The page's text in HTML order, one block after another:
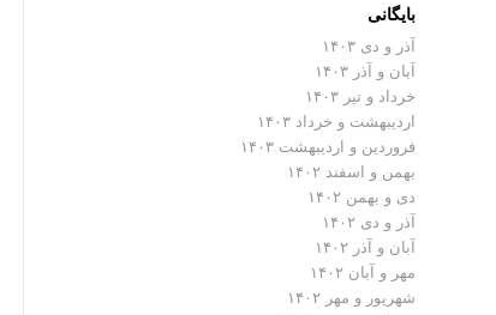
بایگانی
آذر و دی ۱۴۰۳
آبان و آذر ۱۴۰۳
خرداد و تیر ۱۴۰۳
اردیبهشت و خرداد ۱۴۰۳
فروردین و اردیبهشت ۱۴۰۳
بهمن و اسفند ۱۴۰۲
دی و بهمن ۱۴۰۲
آذر و دی ۱۴۰۲
آبان و آذر ۱۴۰۲
مهر و آبان ۱۴۰۲
شهریور و مهر ۱۴۰۲